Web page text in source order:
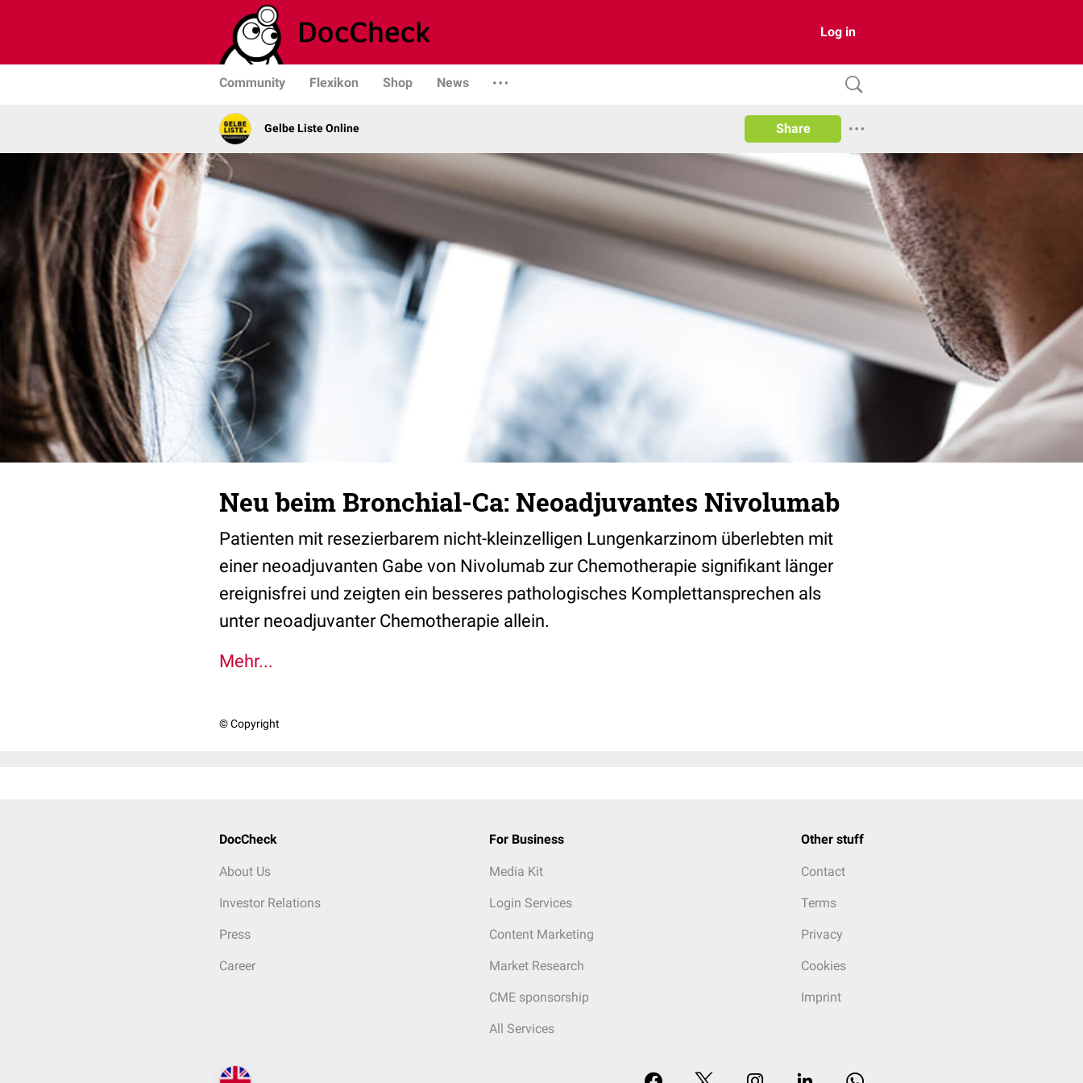
Log in
Community Flexikon Shop News
Gelbe Liste Online Share
Neu beim Bronchial-Ca: Neoadjuvantes Nivolumab
Patienten mit resezierbarem nicht-kleinzelligen Lungenkarzinom überlebten mit
einer neoadjuvanten Gabe von Nivolumab zur Chemotherapie signifikant länger
ereignisfrei und zeigten ein besseres pathologisches Komplettansprechen als
unter neoadjuvanter Chemotherapie allein.
Mehr...
© Copyright
DocCheck
About Us
Investor Relations
Press
Career
For Business
Media Kit
Login Services
Content Marketing
Market Research
CME sponsorship
All Services
Other stuff
Contact
Terms
Privacy
Cookies
Imprint